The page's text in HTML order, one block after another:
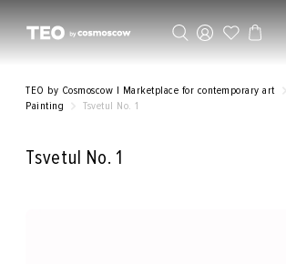
TEO by Cosmoscow | Marketplace for contemporary art
Painting
Tsvetul No. 1
Tsvetul No. 1